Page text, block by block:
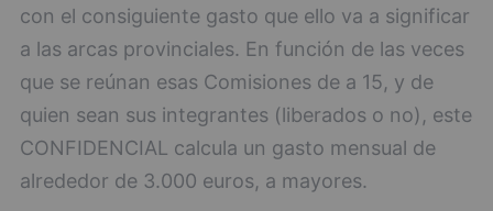
con el consiguiente gasto que ello va a significar
a las arcas provinciales. En función de las veces
que se reúnan esas Comisiones de a 15, y de
quien sean sus integrantes (liberados o no), este
CONFIDENCIAL calcula un gasto mensual de
alrededor de 3.000 euros, a mayores.